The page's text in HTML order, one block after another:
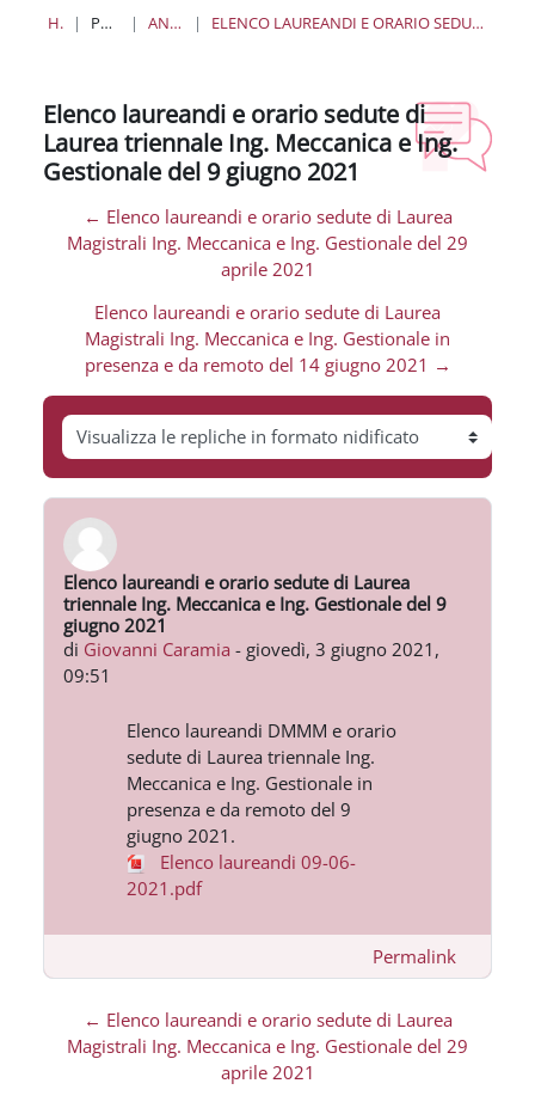
HOME PAGINE DEL SITO ANNUNCI DEL SITO ELENCO LAUREANDI E ORARIO SEDUTE DI LAUREA TRIENNALE ING. MECCANICA E ING. GESTIONALE DEL 9 GIUGNO 2021
Elenco laureandi e orario sedute di
Laurea triennale Ing. Meccanica e Ing.
Gestionale del 9 giugno 2021
← Elenco laureandi e orario sedute di Laurea
Magistrali Ing. Meccanica e Ing. Gestionale del 29
aprile 2021
Elenco laureandi e orario sedute di Laurea
Magistrali Ing. Meccanica e Ing. Gestionale in
presenza e da remoto del 14 giugno 2021 →
Modalità visualizzazione
Elenco laureandi e orario sedute di Laurea
triennale Ing. Meccanica e Ing. Gestionale del 9
giugno 2021
di Giovanni Caramia - giovedì, 3 giugno 2021,
09:51
Numero di risposte: 0
Elenco laureandi DMMM e orario
sedute di Laurea triennale Ing.
Meccanica e Ing. Gestionale in
presenza e da remoto del 9
giugno 2021.
Elenco laureandi 09-06-
2021.pdf
Permalink
← Elenco laureandi e orario sedute di Laurea
Magistrali Ing. Meccanica e Ing. Gestionale del 29
aprile 2021